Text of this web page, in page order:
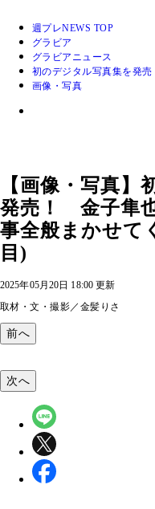
週プレNEWS TOP
グラビア
グラビアニュース
初のデジタル写真集を発
画像・写真
【画像・写真】
発売！ 金子隼
事全般まかせて
目)
2025年05月20日 18:00 更新
取材・文・撮影／金髪りさ
前へ
次へ